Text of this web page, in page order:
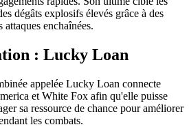
dégâts explosifs élevés grâce à des
attaques enchaînées.
: Lucky Loan
appelée Lucky Loan connecte
et White Fox afin qu'elle puisse
sa ressource de chance pour améliorer
les combats.